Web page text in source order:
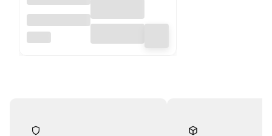
Przecinarka
tarczowa /